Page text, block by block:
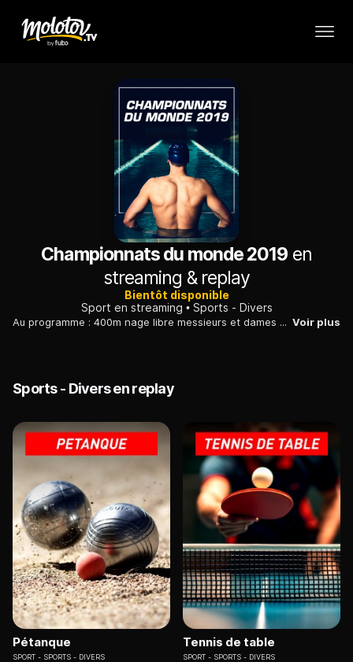
Championnats du monde 2019 en
streaming & replay
Bientôt disponible
Sport en streaming
Sports - Divers
Au programme : 400m nage libre messieurs et dames et 4x100m nage libre messieurs et dames. Voir plus
Sports - Divers en replay
Pétanque
SPORT SPORTS - DIVERS
Tennis de table
SPORT SPORTS - DIVERS